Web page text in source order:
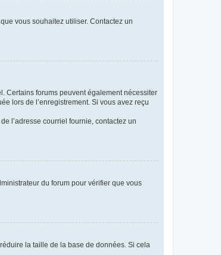
vous souhaitez utiliser. Contactez un
Certains forums peuvent également nécessiter
lors de l’enregistrement. Si vous avez reçu
l’adresse courriel fournie, contactez un
du forum pour vérifier que vous
la taille de la base de données. Si cela